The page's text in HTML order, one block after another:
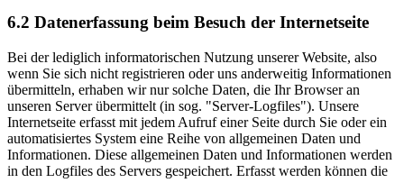
6.2 Datenerfassung beim Besuch der Internetseite
Bei der lediglich informatorischen Nutzung unserer Website, also
wenn Sie sich nicht registrieren oder uns anderweitig Informationen
übermitteln, erhaben wir nur solche Daten, die Ihr Browser an
unseren Server übermittelt (in sog. "Server-Logfiles"). Unsere
Internetseite erfasst mit jedem Aufruf einer Seite durch Sie oder ein
automatisiertes System eine Reihe von allgemeinen Daten und
Informationen. Diese allgemeinen Daten und Informationen werden
in den Logfiles des Servers gespeichert. Erfasst werden können die